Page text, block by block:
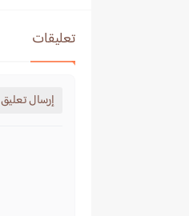
تعليقات
إرسال تعليق